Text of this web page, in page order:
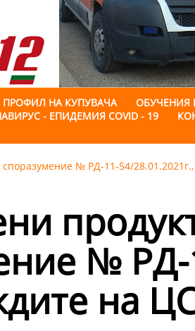
ПРОФИЛ НА КУПУВАЧА
ОБУЧЕНИЯ
- ЕПИДЕМИЯ COVID - 19
№ РД-11-54/
№
на